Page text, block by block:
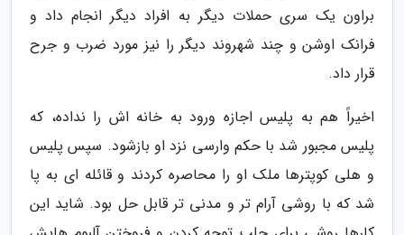
براون یک سری حملات دیگر به افراد دیگر انجام داد و
فرانک اوشن و چند شهروند دیگر را نیز مورد ضرب و جرح
قرار داد.
اخیراً هم به پلیس اجازه ورود به خانه اش را نداده، که
پلیس مجبور شد با حکم وارسی نزد او بازشود. سپس پلیس
و هلی کوپترها ملک او را محاصره کردند و قائله ای به پا
شد که با روشی آرام تر و مدنی تر قابل حل بود. شاید این